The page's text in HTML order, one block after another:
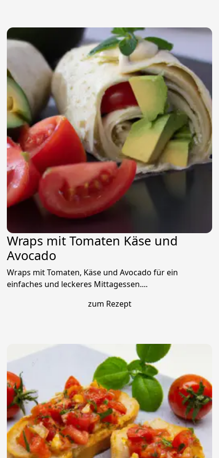
Wraps mit Tomaten Käse und
Avocado
Wraps mit Tomaten, Käse und Avocado für ein
einfaches und leckeres Mittagessen....
zum Rezept